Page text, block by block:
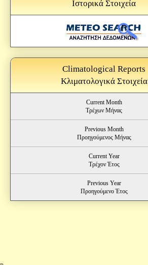
Ιστορικά Στοιχεία
Climatological Reports
Κλιματολογικά Στοιχεία
Current Month
Τρέχων Μήνας
Previous Month
Προηγούμενος Μήνας
Current Year
Τρέχον Έτος
Previous Year
Προηγούμενο Έτος